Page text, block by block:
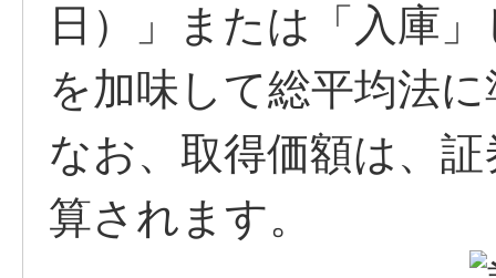
日）」または「入庫
を加味して総平均法
なお、取得価額は、
算されます。